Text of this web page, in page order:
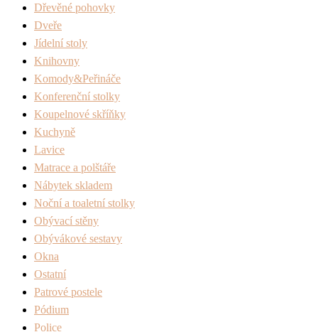
Dřevěné pohovky
Dveře
Jídelní stoly
Knihovny
Komody&Peřináče
Konferenční stolky
Koupelnové skříňky
Kuchyně
Lavice
Matrace a polštáře
Nábytek skladem
Noční a toaletní stolky
Obývací stěny
Obývákové sestavy
Okna
Ostatní
Patrové postele
Pódium
Police